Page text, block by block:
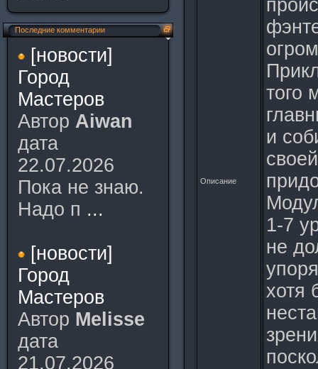
Последние комментарии
[новости]
Город
Мастеров
Автор Aiwan
дата
22.07.2026
Пока не знаю.
Надо п ...
[новости]
Город
Мастеров
Автор Melisse
дата
21.07.2026
Описание
того
и
1-7
не
хотя